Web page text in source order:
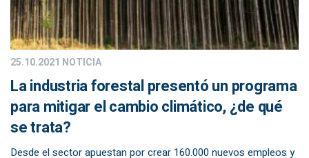
25.10.2021 NOTICIA
La industria forestal presentó un programa
para mitigar el cambio climático, ¿de qué
se trata?
Desde el sector apuestan por crear 160.000 nuevos empleos y